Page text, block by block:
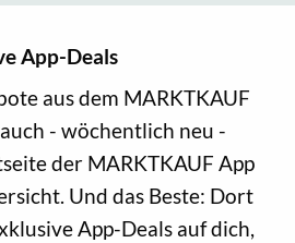
App-Deals
aus dem MARKTKAUF
- wöchentlich neu -
der MARKTKAUF App
Und das Beste: Dort
App-Deals auf dich,